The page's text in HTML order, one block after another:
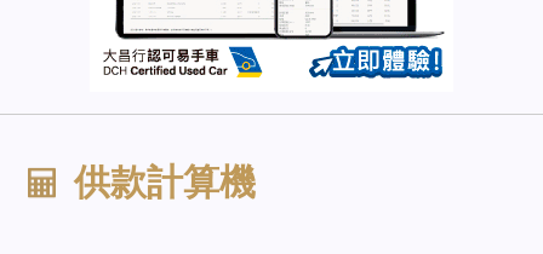
供款計算機